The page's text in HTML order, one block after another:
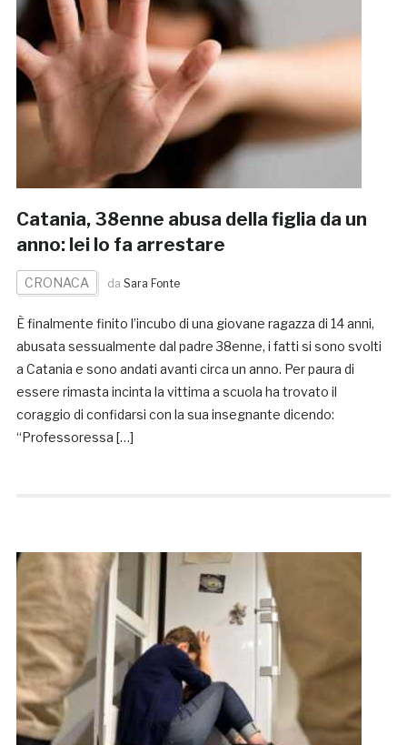
Catania, 38enne abusa della figlia da un
anno: lei lo fa arrestare
CRONACA da Sara Fonte
È finalmente finito l’incubo di una giovane ragazza di 14 anni,
abusata sessualmente dal padre 38enne, i fatti si sono svolti
a Catania e sono andati avanti circa un anno. Per paura di
essere rimasta incinta la vittima a scuola ha trovato il
coraggio di confidarsi con la sua insegnante dicendo:
“Professoressa […]